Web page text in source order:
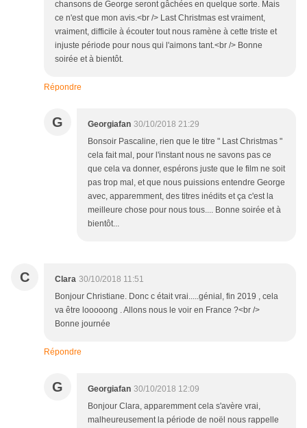
chansons de George seront gâchées en quelque sorte. Mais
ce n'est que mon avis.<br /> Last Christmas est vraiment,
vraiment, difficile à écouter tout nous ramène à cette triste et
injuste période pour nous qui l'aimons tant.<br /> Bonne
soirée et à bientôt.
Répondre
G Georgiafan 30/10/2018 21:29
Bonsoir Pascaline, rien que le titre " Last Christmas "
cela fait mal, pour l'instant nous ne savons pas ce
que cela va donner, espérons juste que le film ne soit
pas trop mal, et que nous puissions entendre George
avec, apparemment, des titres inédits et ça c'est la
meilleure chose pour nous tous.... Bonne soirée et à
bientôt...
C Clara 30/10/2018 11:51
Bonjour Christiane. Donc c était vrai.....génial, fin 2019 , cela
va être looooong . Allons nous le voir en France ?<br />
Bonne journée
Répondre
G Georgiafan 30/10/2018 12:09
Bonjour Clara, apparemment cela s'avère vrai,
malheureusement la période de noël nous rappelle